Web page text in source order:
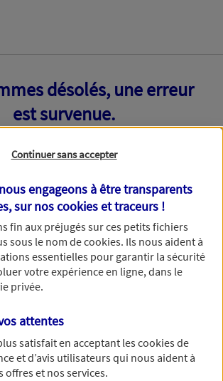
désolés, une erreur
est survenue.
une erreur technique nous empêche
demande. N'hésitez pas à rafraichir ce
dans quelques minutes.
Continuer sans accepter
engageons à être transparents
sur noscookies et traceurs !
fin aux préjugés sur ces petits fichiers
sous le nom decookies. Ils nous aident à
essentielles pour garantir la sécurité
votre expérience en ligne, dans le
privée.
attentes
satisfait en acceptant lescookiesde
et d’avis utilisateurs qui nous aident à
offres et nos services.